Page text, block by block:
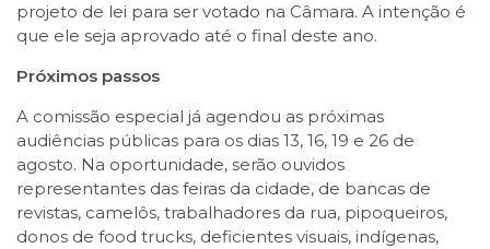
projeto de lei para ser votado na Câmara. A intenção é
que ele seja aprovado até o final deste ano.
Próximos passos
A comissão especial já agendou as próximas
audiências públicas para os dias 13, 16, 19 e 26 de
agosto. Na oportunidade, serão ouvidos
representantes das feiras da cidade, de bancas de
revistas, camelôs, trabalhadores da rua, pipoqueiros,
donos de food trucks, deficientes visuais, indígenas,